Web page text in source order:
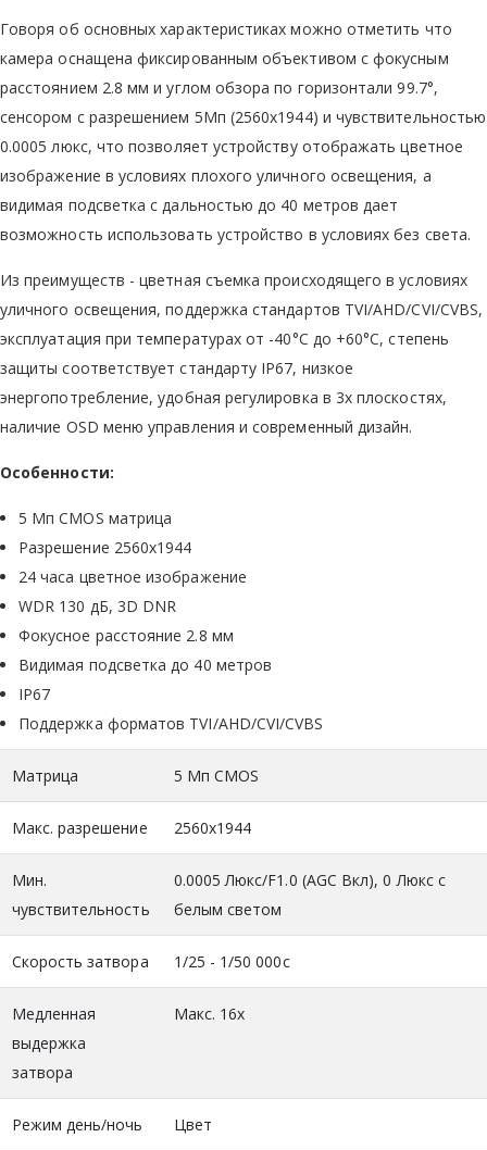
Говоря об основных характеристиках можно отметить что
камера оснащена фиксированным объективом с фокусным
расстоянием 2.8 мм и углом обзора по горизонтали 99.7°,
сенсором с разрешением 5Мп (2560х1944) и чувствительностью
0.0005 люкс, что позволяет устройству отображать цветное
изображение в условиях плохого уличного освещения, а
видимая подсветка с дальностью до 40 метров дает
возможность использовать устройство в условиях без света.
Из преимуществ - цветная съемка происходящего в условиях
уличного освещения, поддержка стандартов TVI/AHD/CVI/CVBS,
эксплуатация при температурах от -40°C до +60°C, степень
защиты соответствует стандарту IP67, низкое
энергопотребление, удобная регулировка в 3х плоскостях,
наличие OSD меню управления и современный дизайн.
Особенности:
5 Мп CMOS матрица
Разрешение 2560х1944
24 часа цветное изображение
WDR 130 дБ, 3D DNR
Фокусное расстояние 2.8 мм
Видимая подсветка до 40 метров
IP67
Поддержка форматов TVI/AHD/CVI/CVBS
Матрица 5 Mп CMOS
Макс. разрешение 2560x1944
Мин.
чувствительность
0.0005 Люкс/F1.0 (AGC Вкл), 0 Люкс с
белым светом
Скорость затвора 1/25 - 1/50 000с
Медленная
выдержка
затвора
Макс. 16x
Режим день/ночь Цвет